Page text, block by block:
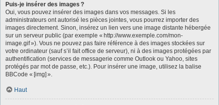
Puis-je insérer des images ?
Oui, vous pouvez insérer des images dans vos messages. Si les
administrateurs ont autorisé les pièces jointes, vous pourrez importer des
images directement. Sinon, insérez un lien vers une image distante hébergée
sur un serveur public (par exemple « http://www.exemple.com/mon-
image.gif »). Vous ne pouvez pas faire référence à des images stockées sur
votre ordinateur (sauf s’il fait office de serveur), ni à des images protégées par
authentification (services de messagerie comme Outlook ou Yahoo, sites
protégés par mot de passe, etc.). Pour insérer une image, utilisez la balise
BBCode « [img] ».
Haut